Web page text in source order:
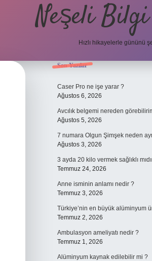
Neşeli
Hızlı hikayelerle gününü
Sidebar
Son Yazılar
Caser Pro ne işe yarar ?
Ağustos 6, 2026
Avcılık belgemi nereden
Ağustos 5, 2026
7 numara Olgun Şimşek neden
Ağustos 3, 2026
3 ayda 20 kilo vermek sağlıklı
Temmuz 24, 2026
Anne isminin anlamı nedir ?
Temmuz 3, 2026
Türkiye’nin en büyük alüminyum
Temmuz 2, 2026
Ambulasyon ameliyatı nedir ?
Temmuz 1, 2026
Alüminyum kaynak edilebilir mi ?